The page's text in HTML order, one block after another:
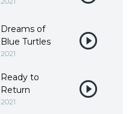
Dreams of
Blue Turtles
2021
Ready to
Return
2021